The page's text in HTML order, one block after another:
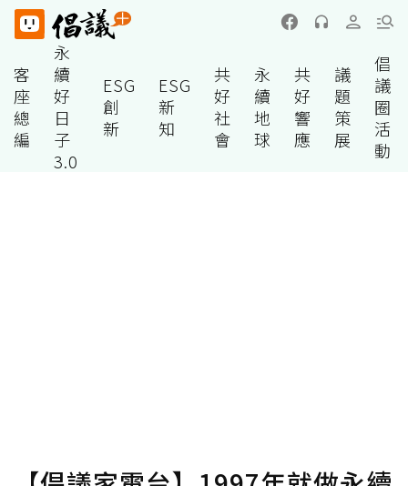
客
座
總
編
永
續
好
日
子
3.0
ESG
創
新
ESG
新
知
共
好
社
會
永
續
地
球
共
好
響
應
議
題
策
展
倡
議
圈
活
動